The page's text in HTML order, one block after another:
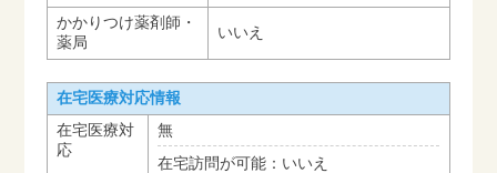
かかりつけ薬剤師・
薬局
いいえ
在宅医療対応情報
在宅医療対
応
無
在宅訪問が可能：いいえ